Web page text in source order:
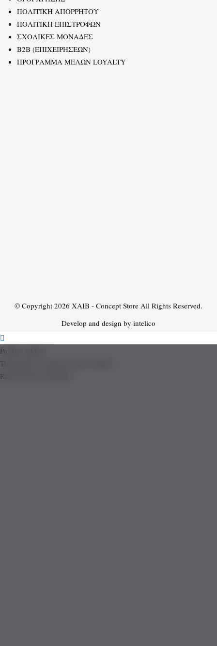
ΠΟΛΙΤΙΚΗ ΑΠΟΡΡΗΤΟΥ
ΠΟΛΙΤΙΚΗ ΕΠΙΣΤΡΟΦΩΝ
ΣΧΟΛΙΚΕΣ ΜΟΝΑΔΕΣ
B2B (ΕΠΙΧΕΙΡΗΣΕΩΝ)
ΠΡΟΓΡΑΜΜΑ ΜΕΛΩΝ LOYALTY
© Copyright 2026 XAIB - Concept Store All Rights Reserved.
Develop and design by intelico
Product added!
The product is already in the wishlist!
Removed from Wishlist